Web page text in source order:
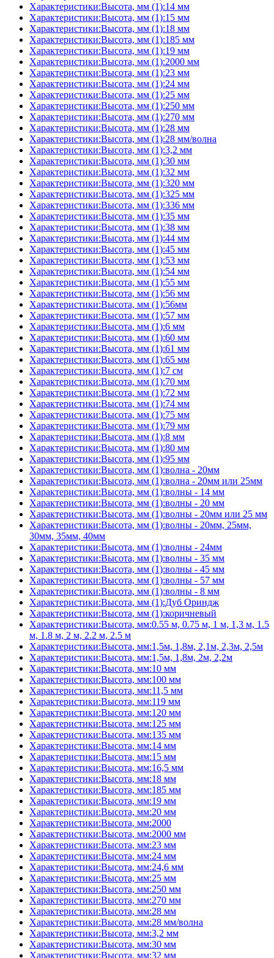
Характеристики:Высота, мм (1):14 мм
Характеристики:Высота, мм (1):15 мм
Характеристики:Высота, мм (1):18 мм
Характеристики:Высота, мм (1):185 мм
Характеристики:Высота, мм (1):19 мм
Характеристики:Высота, мм (1):2000 мм
Характеристики:Высота, мм (1):23 мм
Характеристики:Высота, мм (1):24 мм
Характеристики:Высота, мм (1):25 мм
Характеристики:Высота, мм (1):250 мм
Характеристики:Высота, мм (1):270 мм
Характеристики:Высота, мм (1):28 мм
Характеристики:Высота, мм (1):28 мм/волна
Характеристики:Высота, мм (1):3,2 мм
Характеристики:Высота, мм (1):30 мм
Характеристики:Высота, мм (1):32 мм
Характеристики:Высота, мм (1):320 мм
Характеристики:Высота, мм (1):325 мм
Характеристики:Высота, мм (1):336 мм
Характеристики:Высота, мм (1):35 мм
Характеристики:Высота, мм (1):38 мм
Характеристики:Высота, мм (1):44 мм
Характеристики:Высота, мм (1):45 мм
Характеристики:Высота, мм (1):53 мм
Характеристики:Высота, мм (1):54 мм
Характеристики:Высота, мм (1):55 мм
Характеристики:Высота, мм (1):56 мм
Характеристики:Высота, мм (1):56мм
Характеристики:Высота, мм (1):57 мм
Характеристики:Высота, мм (1):6 мм
Характеристики:Высота, мм (1):60 мм
Характеристики:Высота, мм (1):61 мм
Характеристики:Высота, мм (1):65 мм
Характеристики:Высота, мм (1):7 см
Характеристики:Высота, мм (1):70 мм
Характеристики:Высота, мм (1):72 мм
Характеристики:Высота, мм (1):74 мм
Характеристики:Высота, мм (1):75 мм
Характеристики:Высота, мм (1):79 мм
Характеристики:Высота, мм (1):8 мм
Характеристики:Высота, мм (1):80 мм
Характеристики:Высота, мм (1):95 мм
Характеристики:Высота, мм (1):волна - 20мм
Характеристики:Высота, мм (1):волна - 20мм или 25мм
Характеристики:Высота, мм (1):волны - 14 мм
Характеристики:Высота, мм (1):волны - 20 мм
Характеристики:Высота, мм (1):волны - 20мм или 25 мм
Характеристики:Высота, мм (1):волны - 20мм, 25мм,
30мм, 35мм, 40мм
Характеристики:Высота, мм (1):волны - 24мм
Характеристики:Высота, мм (1):волны - 35 мм
Характеристики:Высота, мм (1):волны - 45 мм
Характеристики:Высота, мм (1):волны - 57 мм
Характеристики:Высота, мм (1):волны - 8 мм
Характеристики:Высота, мм (1):Дуб Ориндж
Характеристики:Высота, мм (1):коричневый
Характеристики:Высота, мм:0.55 м, 0.75 м, 1 м, 1,3 м, 1.5
м, 1.8 м, 2 м, 2.2 м, 2.5 м
Характеристики:Высота, мм:1,5м, 1,8м, 2,1м, 2,3м, 2,5м
Характеристики:Высота, мм:1,5м, 1,8м, 2м, 2,2м
Характеристики:Высота, мм:10 мм
Характеристики:Высота, мм:100 мм
Характеристики:Высота, мм:11,5 мм
Характеристики:Высота, мм:119 мм
Характеристики:Высота, мм:120 мм
Характеристики:Высота, мм:125 мм
Характеристики:Высота, мм:135 мм
Характеристики:Высота, мм:14 мм
Характеристики:Высота, мм:15 мм
Характеристики:Высота, мм:16,5 мм
Характеристики:Высота, мм:18 мм
Характеристики:Высота, мм:185 мм
Характеристики:Высота, мм:19 мм
Характеристики:Высота, мм:20 мм
Характеристики:Высота, мм:2000
Характеристики:Высота, мм:2000 мм
Характеристики:Высота, мм:23 мм
Характеристики:Высота, мм:24 мм
Характеристики:Высота, мм:24,6 мм
Характеристики:Высота, мм:25 мм
Характеристики:Высота, мм:250 мм
Характеристики:Высота, мм:270 мм
Характеристики:Высота, мм:28 мм
Характеристики:Высота, мм:28 мм/волна
Характеристики:Высота, мм:3,2 мм
Характеристики:Высота, мм:30 мм
Характеристики:Высота, мм:32 мм